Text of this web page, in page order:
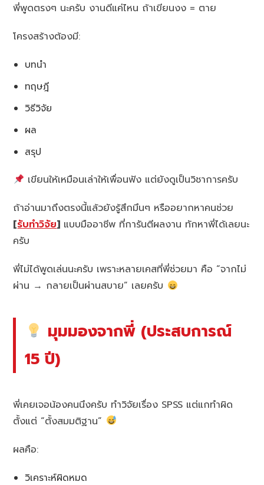
พี่พูดตรงๆ นะครับ งานดีแค่ไหน ถ้าเขียนงง = ตาย
โครงสร้างต้องมี:
บทนำ
ทฤษฎี
วิธีวิจัย
ผล
สรุป
เขียนให้เหมือนเล่าให้เพื่อนฟัง แต่ยังดูเป็นวิชาการครับ
ถ้าอ่านมาถึงตรงนี้แล้วยังรู้สึกมึนๆ หรืออยากหาคนช่วย
[รับทำวิจัย] แบบมืออาชีพ ที่การันตีผลงาน ทักหาพี่ได้เลยนะ
ครับ
พี่ไม่ได้พูดเล่นนะครับ เพราะหลายเคสที่พี่ช่วยมา คือ “จากไม่
ผ่าน → กลายเป็นผ่านสบาย” เลยครับ
มุมมองจากพี่ (ประสบการณ์
15 ปี)
พี่เคยเจอน้องคนนึงครับ ทำวิจัยเรื่อง SPSS แต่แกทำผิด
ตั้งแต่ “ตั้งสมมติฐาน”
ผลคือ:
วิเคราะห์ผิดหมด